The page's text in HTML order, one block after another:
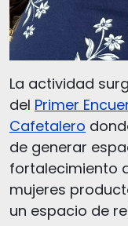
La actividad
del Primer
Cafetalero
de generar
fortalecimiento
mujeres
un espacio de